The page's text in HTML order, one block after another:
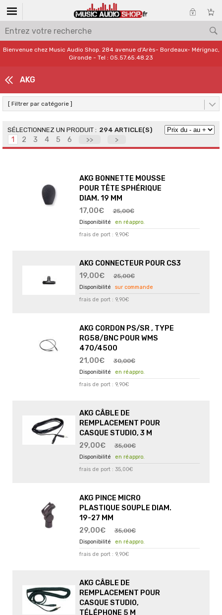
Bienvenue chez Music Audio Shop. 284 avenue d'Arès- Bordeaux- Mérignac,
Gironde - Tel : 05.57.65.48.23
AKG
[ Filtrer par catégorie ]
294 ARTICLE(S)
1 2 3 4 5 6 >> >
AKG BONNETTE MOUSSE
POUR TÊTE SPHÉRIQUE
DIAM. 19 MM
17,00€
25,00€
en réappro.
frais de port : 9,90€
AKG CONNECTEUR POUR CS3
19,00€
25,00€
sur commande
frais de port : 9,90€
AKG CORDON PS/SR , TYPE
RG58/BNC POUR WMS
470/4500
21,00€
30,00€
en réappro.
frais de port : 9,90€
AKG CÂBLE DE
REMPLACEMENT POUR
CASQUE STUDIO, 3 M
29,00€
35,00€
en réappro.
frais de port : 35,00€
AKG PINCE MICRO
PLASTIQUE SOUPLE DIAM.
19-27 MM
29,00€
35,00€
en réappro.
frais de port : 9,90€
AKG CÂBLE DE
REMPLACEMENT POUR
CASQUE STUDIO,
TÉLÉPHONE 5 M